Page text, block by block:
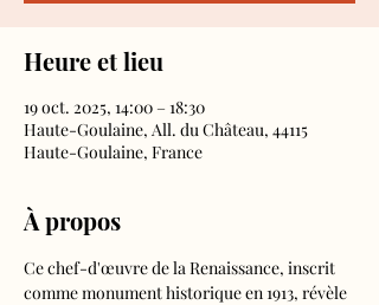
Heure et lieu
19 oct. 2025, 14:00 – 18:30
Haute-Goulaine, All. du Château, 44115
Haute-Goulaine, France
À propos
Ce chef-d'œuvre de la Renaissance, inscrit
comme monument historique en 1913, révèle